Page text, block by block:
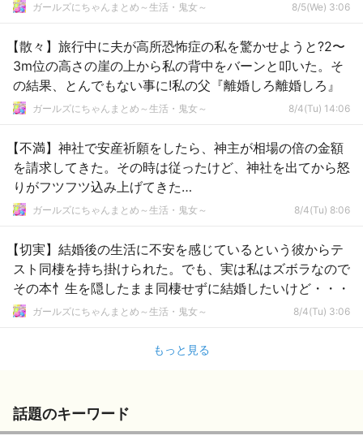
ガールズにちゃんまとめ～生活・鬼女～ 8/5(We) 3:06
【散々】旅行中に夫が高所恐怖症の私を驚かせようと?2〜
3m位の高さの崖の上から私の背中をバーンと叩いた。そ
の結果、とんでもない事に!私の父『離婚しろ離婚しろ』
ガールズにちゃんまとめ～生活・鬼女～ 8/4(Tu) 14:06
【不満】神社で安産祈願をしたら、神主が相場の倍の金額
を請求してきた。その時は従ったけど、神社を出てから怒
りがフツフツ込み上げてきた…
ガールズにちゃんまとめ～生活・鬼女～ 8/4(Tu) 8:06
【切実】結婚後の生活に不安を感じているという彼からテ
スト同棲を持ち掛けられた。でも、実は私はズボラなので
その本忄生を隠したまま同棲せずに結婚したいけど・・・
ガールズにちゃんまとめ～生活・鬼女～ 8/4(Tu) 3:06
もっと見る
話題のキーワード